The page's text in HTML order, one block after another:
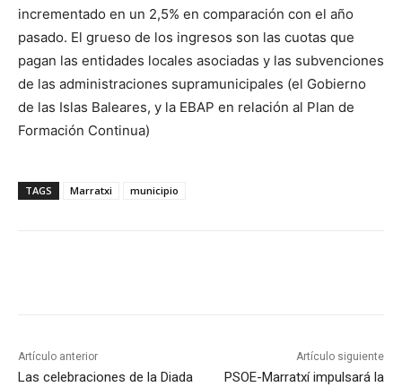
incrementado en un 2,5% en comparación con el año
pasado. El grueso de los ingresos son las cuotas que
pagan las entidades locales asociadas y las subvenciones
de las administraciones supramunicipales (el Gobierno
de las Islas Baleares, y la EBAP en relación al Plan de
Formación Continua)
TAGS Marratxi municipio
Artículo anterior
Las celebraciones de la Diada
Artículo siguiente
PSOE-Marratxí impulsará la